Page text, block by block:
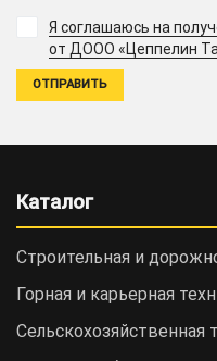
Я соглашаюсь на
от ДООО «Цеппелин
Каталог
Строительная и
Горная и карьерная
Сельскохозяйственная